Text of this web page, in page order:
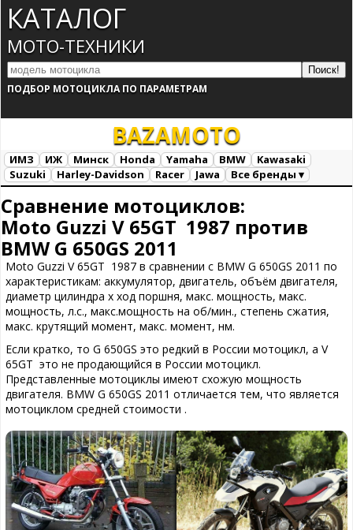
КАТАЛОГ
МОТО-ТЕХНИКИ
ПОДБОР МОТОЦИКЛА ПО ПАРАМЕТРАМ
BAZAMOTO
ИМЗ ИЖ Минск Honda Yamaha BMW
Kawasaki
Suzuki
Harley-Davidson Racer Jawa
Все бренды ▾
Сравнение мотоциклов:
Moto Guzzi V 65GT 1987 против
BMW G 650GS 2011
Moto Guzzi V 65GT 1987 в сравнении с BMW G 650GS 2011 по
характеристикам: аккумулятор, двигатель, объём двигателя,
диаметр цилиндра х ход поршня, макс. мощность, макс.
мощность, л.с., макс.мощность на об/мин., степень сжатия,
макс. крутящий момент, макс. момент, нм.
Если кратко, то G 650GS это редкий в России мотоцикл, а V
65GT это не продающийся в России мотоцикл.
Представленные мотоциклы имеют схожую мощность
двигателя. BMW G 650GS 2011 отличается тем, что является
мотоциклом средней стоимости .